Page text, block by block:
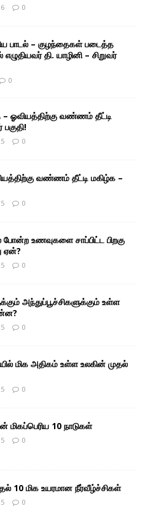
0
பாடல் – குழந்தைகள் படைத்த
தி. யாழினி – சிறுவர்
0
– ஓவியத்திற்கு வண்ணம் தீட்டி
பகுதி!
0
வண்ணம் தீட்டி மகிழ்க –
0
உணவுகளை சாப்பிட்ட பிறகு
ஏன்?
0
அந்துப்பூச்சிகளுக்கும் உள்ள
0
மிக அதிகம் உள்ள உலகின் முதல்
0
மிகப்பெரிய 10 நாடுகள்
0
10 மிக உயரமான நீர்வீழ்ச்சிகள்
0